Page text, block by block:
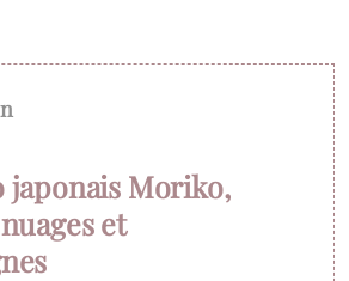
japonais Moriko,
et